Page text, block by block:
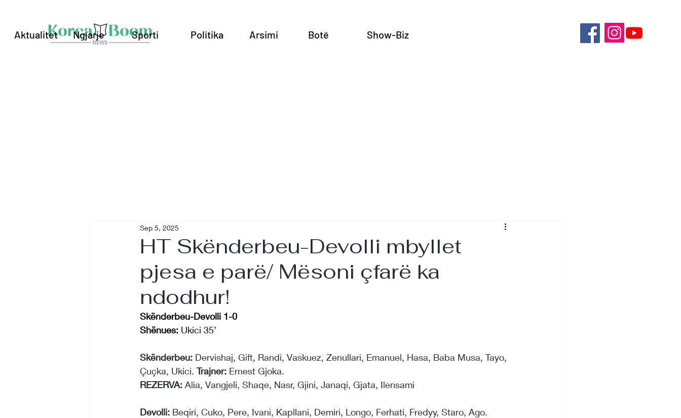
Aktualitet Ngjarje Sporti Politika Arsimi Botë Show-Biz
HT Skënderbeu-Devolli mbyllet
pjesa e parë/ Mësoni çfarë ka
ndodhur!
Sep 5, 2025
Skënderbeu-Devolli 1-0
Shënues: Ukici 35’
Skënderbeu: Dervishaj, Gift, Randi, Vaskuez, Zenullari, Emanuel, Hasa, Baba Musa, Tayo,
Çuçka, Ukici. Trajner: Ernest Gjoka.
REZERVA: Alia, Vangjeli, Shaqe, Nasr, Gjini, Janaqi, Gjata, Ilensami
Devolli: Beqiri, Cuko, Pere, Ivani, Kapllani, Demiri, Longo, Ferhati, Fredyy, Staro, Ago.